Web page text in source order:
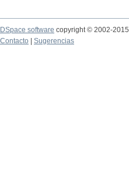
DSpace software copyright © 2002-2015
Contacto
Sugerencias